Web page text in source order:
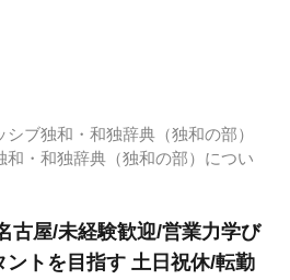
ブ独和・和独辞典（独和の部）
和・和独辞典（独和の部）につい
古屋/未経験歓迎/営業力学び
トを目指す 土日祝休/転勤